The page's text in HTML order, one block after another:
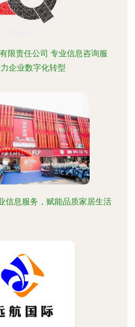
限责任公司 专业信息咨询服
企业数字化转型
信息服务，赋能品质家居生活